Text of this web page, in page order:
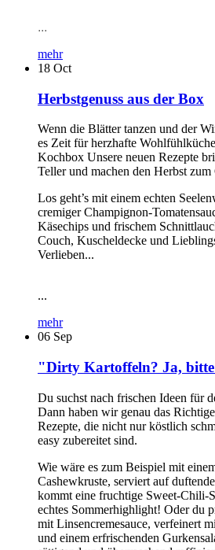
...
mehr
18 Oct
Herbstgenuss aus der Box
Wenn die Blätter tanzen und der
es Zeit für herzhafte
Kochbox Unsere neuen Rezepte
Teller und machen den Herbst zum
Los geht’s mit einem echten
cremiger Champignon-
Käsechips und frischem
Couch, Kuscheldecke und
Verlieben...
...
mehr
06 Sep
"Dirty Kartoffeln? Ja,
Du suchst nach frischen Ideen für
Dann haben wir genau das
Rezepte, die nicht nur köstlich
easy zubereitet sind.
Wie wäre es zum Beispiel mit
Cashewkruste, serviert auf
kommt eine fruchtige Sweet-Chili-
echtes Sommerhighlight! Oder du
mit Linsencremesauce, verfeinert
und einem erfrischenden